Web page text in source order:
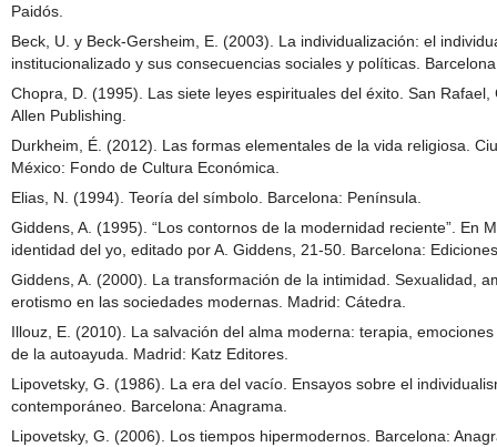
Paidós.
Beck, U. y Beck-Gersheim, E. (2003). La individualización: el
institucionalizado y sus consecuencias sociales y políticas.
Chopra, D. (1995). Las siete leyes espirituales del éxito. San Rafael,
Allen Publishing.
Durkheim, É. (2012). Las formas elementales de la vida religiosa.
México: Fondo de Cultura Económica.
Elias, N. (1994). Teoría del símbolo. Barcelona: Península.
Giddens, A. (1995). “Los contornos de la modernidad reciente”. En
identidad del yo, editado por A. Giddens, 21-50. Barcelona:
Giddens, A. (2000). La transformación de la intimidad. Sexualidad,
erotismo en las sociedades modernas. Madrid: Cátedra.
Illouz, E. (2010). La salvación del alma moderna: terapia,
de la autoayuda. Madrid: Katz Editores.
Lipovetsky, G. (1986). La era del vacío. Ensayos sobre el
contemporáneo. Barcelona: Anagrama.
Lipovetsky, G. (2006). Los tiempos hipermodernos. Barcelona: